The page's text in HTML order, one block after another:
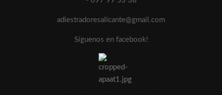
adiestradoresalicante@gmail.com
Síguenos en facebook!